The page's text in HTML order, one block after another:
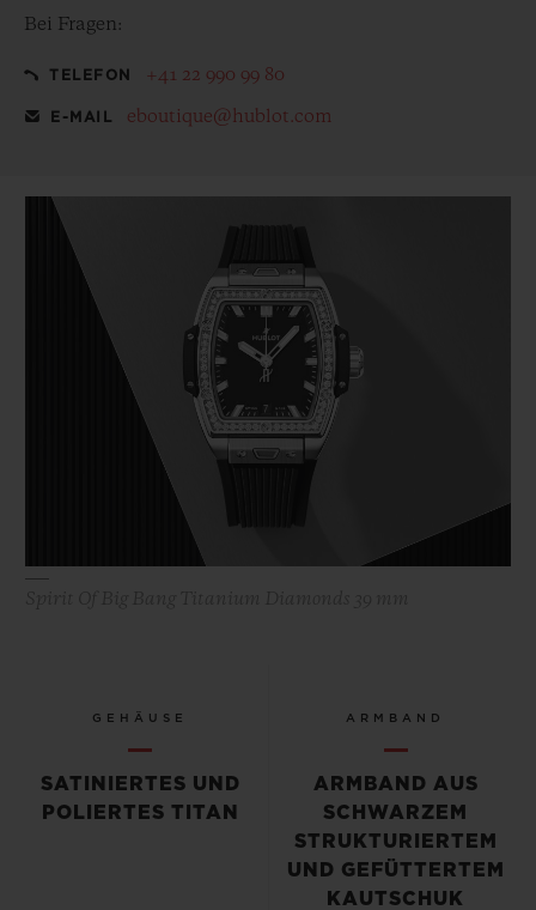
Bei Fragen:
TELEFON +41 22 990 99 80
E-MAIL eboutique@hublot.com
GEHÄUSE
SATINIERTES UND
POLIERTES TITAN
ARMBAND
ARMBAND AUS
SCHWARZEM
STRUKTURIERTEM
UND GEFÜTTERTEM
KAUTSCHUK